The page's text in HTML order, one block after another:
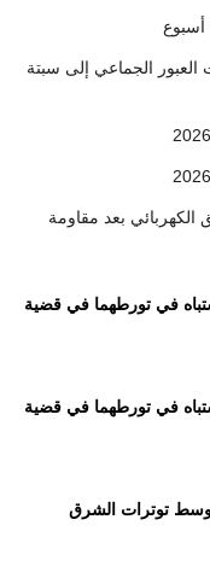
الجماعي إلى سبتة
بعد مقاومة
في تورطهما في قضية
في تورطهما في قضية
وسط توترات الشرق